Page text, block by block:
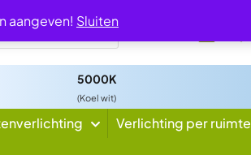
5000K
(Koel wit)
Verlichting per ruimte
aangeven! Sluiten